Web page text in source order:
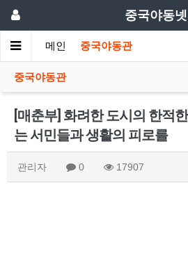
중국야동넷
메인 중국야동관
중국야동관
[매춘부] 화려한 도시의 한적
는 서민들과 생활의 피로를
관리자 0 17907